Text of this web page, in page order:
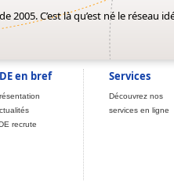
2005. C’est là qu’est né le réseau
en bref
recrute
Services
Découvrez nos
services en ligne